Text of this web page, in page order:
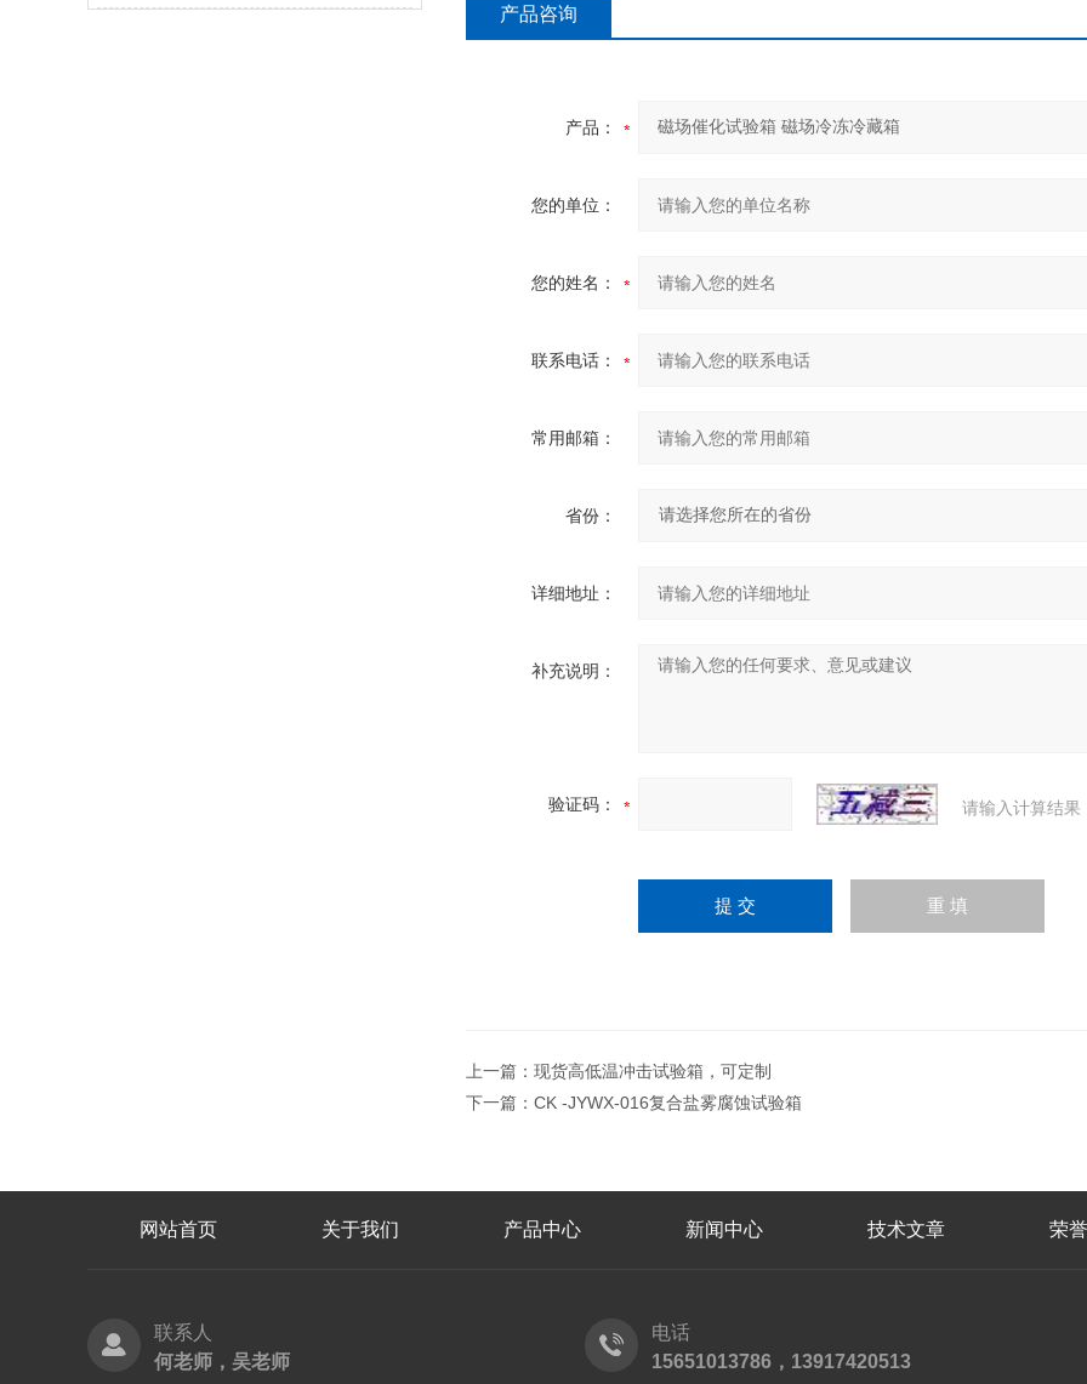
产品咨询
产品：
您的单位：
您的姓名：
联系电话：
常用邮箱：
省份：
详细地址：
补充说明：
验证码： 请输入计算结果
上一篇： 现货高低温冲击试验箱，可定制
下一篇： CK -JYWX-016复合盐雾腐蚀试验箱
网站首页 关于我们 产品中心 新闻中心 技术文章 荣
联系人
何老师，吴老师
电话
15651013786，13917420513